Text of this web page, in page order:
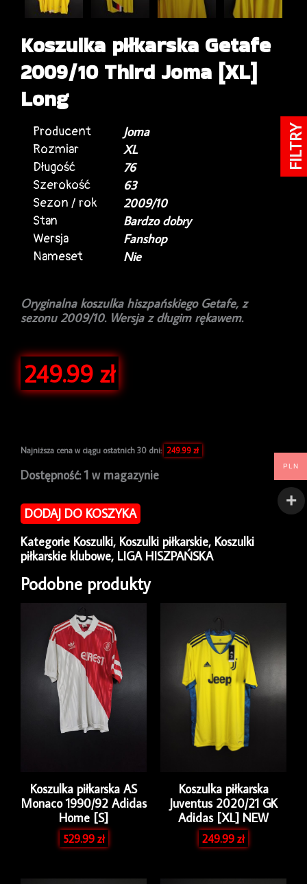
Koszulka piłkarska Getafe
2009/10 Third Joma [XL]
Long
Producent
Joma
Rozmiar
XL
Długość
76
Szerokość
63
Sezon / rok
2009/10
Stan
Bardzo dobry
Wersja
Fanshop
Nameset
Nie
Oryginalna koszulka hiszpańskiego Getafe, z
sezonu 2009/10. Wersja z długim rękawem.
249.99 zł
Najniższa cena w ciągu ostatnich 30 dni: 249.99 zł
Dostępność: 1 w magazynie
ilość
piłkarska
Getafe
Third
Joma
[XL]
Long
DODAJ DO KOSZYKA
Kategorie Koszulki, Koszulki piłkarskie, Koszulki
piłkarskie klubowe, LIGA HISZPAŃSKA
Podobne produkty
Koszulka piłkarska AS
Monaco 1990/92 Adidas
Home [S]
529.99zł
Koszulka piłkarska
Juventus 2020/21 GK
Adidas [XL] NEW
249.99zł
PLN
FILTRY